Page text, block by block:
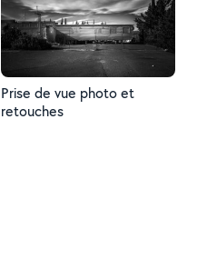
Prise de vue photo et
retouches